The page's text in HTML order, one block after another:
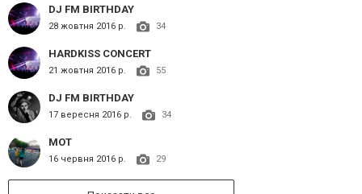
DJ FM BIRTHDAY
28 жовтня 2016 р. 34
HARDKISS CONCERT
21 жовтня 2016 р. 55
DJ FM BIRTHDAY
17 вересня 2016 р. 34
МОТ
16 червня 2016 р. 29